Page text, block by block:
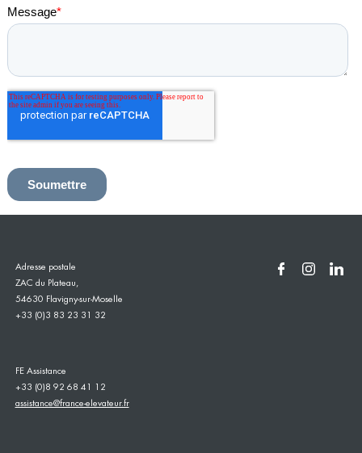
Adresse postale
ZAC du Plateau,
54630 Flavigny-sur-Moselle
+33 (0)3 83 23 31 32
FE Assistance
+33 (0)8 92 68 41 12
assistance@france-elevateur.fr